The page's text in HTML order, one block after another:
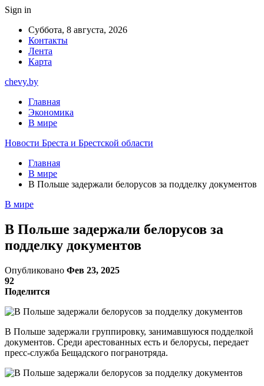
Sign in
Суббота, 8 августа, 2026
Контакты
Лента
Карта
chevy.by
Главная
Экономика
В мире
Новости Бреста и Брестской области
Главная
В мире
В Польше задержали белорусов за подделку документов
В мире
В Польше задержали белорусов за
подделку документов
Опубликовано Фев 23, 2025
92
Поделится
В Польше задержали группировку, занимавшуюся подделкой
документов. Среди арестованных есть и белорусы, передает
пресс-служба Бещадского погранотряда.